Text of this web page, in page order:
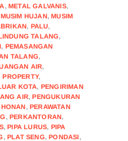
,METAL GALVANIS,
MUSIM HUJAN,MUSIM
, PALU,
TALANG,
, PEMASANGAN
TALANG,
AIR,
PROPERTY,
KOTA, PENGIRIMAN
AIR,PENGUKURAN
,PERAWATAN
,PERKANTORAN,
,PIPA LURUS, PIPA
,PLAT SENG,PONDASI,